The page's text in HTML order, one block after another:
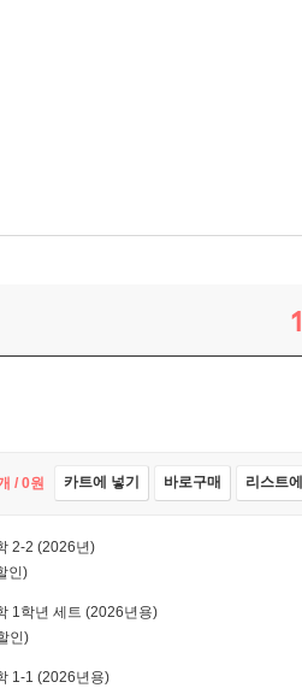
/ 0원 카트에 넣기 바로구매 리스트
2-2 (2026년)
인)
1학년 세트 (2026년용)
인)
1-1 (2026년용)